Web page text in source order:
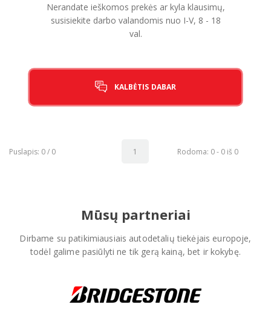
info@mbmanogarazas.lt
Nerandate ieškomos prekės ar kyla klausimų,
susisiekite darbo valandomis nuo I-V, 8 - 18
val.
KALBĖTIS DABAR
Puslapis: 0 / 0 1 Rodoma: 0 - 0 iš 0
Mūsų partneriai
Dirbame su patikimiausiais autodetalių tiekėjais europoje,
todėl galime pasiūlyti ne tik gerą kainą, bet ir kokybę.